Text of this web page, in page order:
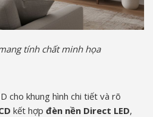
tính chất minh họa
cho khung hình chi tiết và rõ
kết hợp đèn nền Direct LED,